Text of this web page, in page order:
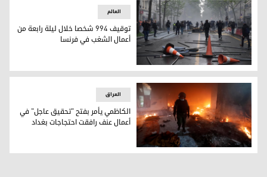
توقيف 994 شخصا خلال ليلة رابعة من أعمال الشغب في فرنسا
العالم
توقيف 994 شخصا خلال ليلة رابعة من
أعمال الشغب في فرنسا
الاشتباكات بين الجانبين اندلعت بعد أن ألقى محتجون
العراق
الكاظمي يأمر بفتح "تحقيق عاجل" في
أعمال عنف رافقت احتجاجات بغداد